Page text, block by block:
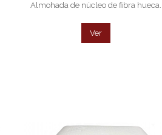
Almohada de núcleo de fibra hueca.
Ver